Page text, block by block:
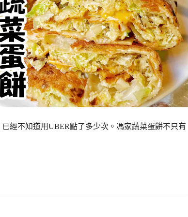
經不知道用UBER點了多少次。馮家蔬菜蛋餅不只有